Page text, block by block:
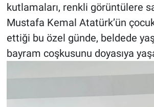
kutlamaları, renkli görüntülere
Mustafa Kemal Atatürk’ün
ettiği bu özel günde, beldede
bayram coşkusunu doyasıya